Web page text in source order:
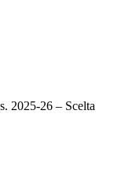
2025-26 – Scelta